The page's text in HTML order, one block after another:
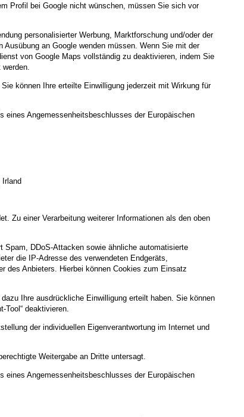
Profil bei Google nicht wünschen, müssen Sie sich vor
personalisierter Werbung, Marktforschung und/oder der
an Google wenden müssen. Wenn Sie mit der
von Google Maps vollständig zu deaktivieren, indem Sie
können Ihre erteilte Einwilligung jederzeit mit Wirkung für
eines Angemessenheitsbeschlusses der Europäischen
Irland
Zu einer Verarbeitung weiterer Informationen als den oben
Spam, DDoS-Attacken sowie ähnliche automatisierte
die IP-Adresse des verwendeten Endgeräts,
des Anbieters. Hierbei können Cookies zum Einsatz
Ihre ausdrückliche Einwilligung erteilt haben. Sie können
deaktivieren.
der individuellen Eigenverantwortung im Internet und
Weitergabe an Dritte untersagt.
eines Angemessenheitsbeschlusses der Europäischen